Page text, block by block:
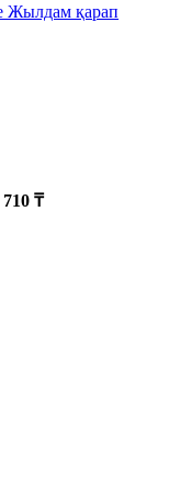
Жылдам қарап
710 ₸